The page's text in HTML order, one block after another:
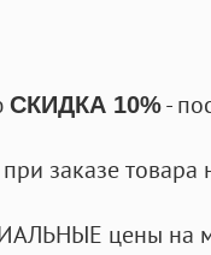
СКИДКА 10%-
при заказе
цены на